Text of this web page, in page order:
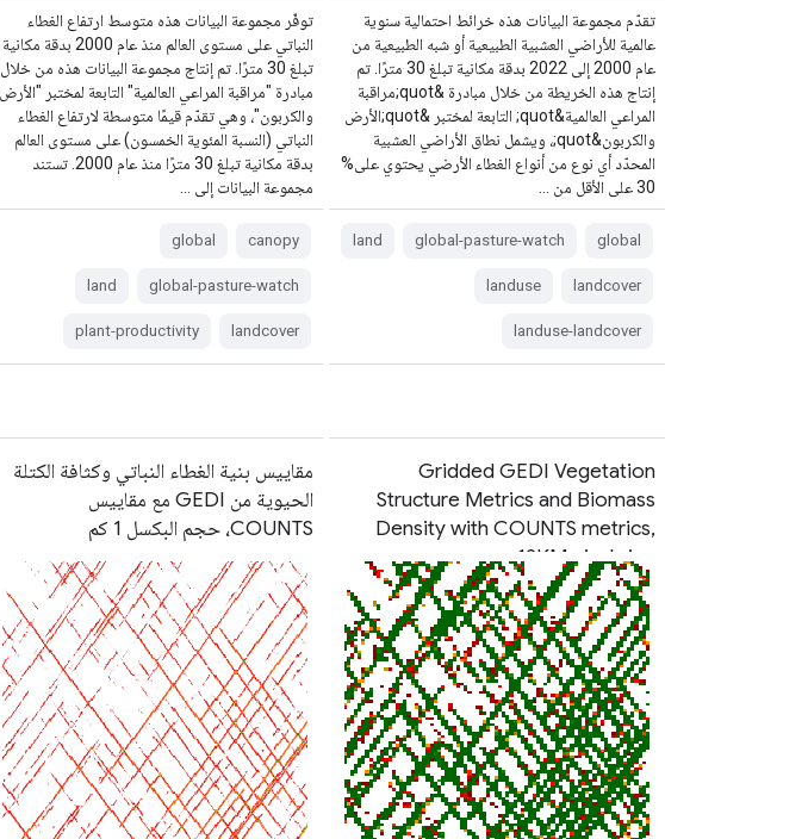
تقدّم مجموعة البيانات هذه خرائط احتمالية سنوية
عالمية للأراضي العشبية الطبيعية أو شبه الطبيعية من
عام 2000 إلى 2022 بدقة مكانية تبلغ 30 مترًا. تم
إنتاج هذه الخريطة من خلال مبادرة &quot;مراقبة
المراعي العالمية&quot; التابعة لمختبر &quot;الأرض
والكربون&quot;، ويشمل نطاق الأراضي العشبية
المحدّد أي نوع من أنواع الغطاء الأرضي يحتوي على%
30 على الأقل من …
global
global-pasture-watch
land
landcover
landuse
landuse-landcover
توفّر مجموعة البيانات هذه متوسط ارتفاع الغطاء
النباتي على مستوى العالم منذ عام 2000 بدقة مكانية
تبلغ 30 مترًا. تم إنتاج مجموعة البيانات هذه من خلال
مبادرة "مراقبة المراعي العالمية" التابعة لمختبر "الأرض
والكربون"، وهي تقدّم قيمًا متوسطة لارتفاع الغطاء
النباتي (النسبة المئوية الخمسون) على مستوى العالم
بدقة مكانية تبلغ 30 مترًا منذ عام 2000. تستند
مجموعة البيانات إلى …
canopy
global
global-pasture-watch
land
landcover
plant-productivity
Gridded GEDI Vegetation
Structure Metrics and Biomass
Density with COUNTS metrics,
12KM pixel size
مقاييس بنية الغطاء النباتي وكثافة الكتلة
الحيوية من GEDI مع مقاييس
COUNTS، حجم البكسل 1 كم